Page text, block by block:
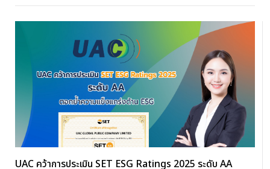
UAC คว้าการประเมิน SET ESG Ratings 2025 ระดับ AA